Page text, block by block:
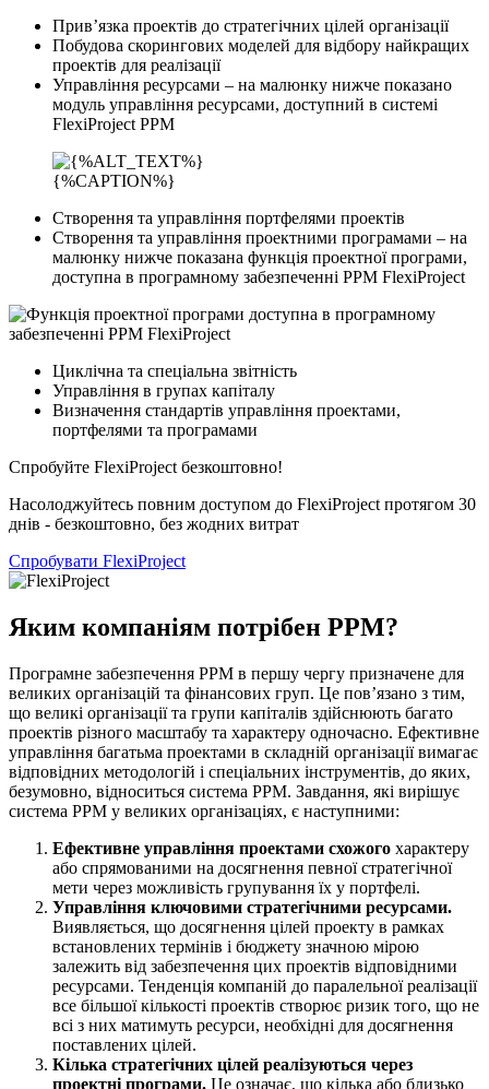
Прив’язка проектів до стратегічних цілей організації
Побудова скорингових моделей для відбору найкращих
проектів для реалізації
Управління ресурсами – на малюнку нижче показано
модуль управління ресурсами, доступний в системі
FlexiProject PPM
{%CAPTION%}
Створення та управління портфелями проектів
Створення та управління проектними програмами – на
малюнку нижче показана функція проектної програми,
доступна в програмному забезпеченні PPM FlexiProject
Циклічна та спеціальна звітність
Управління в групах капіталу
Визначення стандартів управління проектами,
портфелями та програмами
Спробуйте FlexiProject безкоштовно!
Насолоджуйтесь повним доступом до FlexiProject протягом 30
днів - безкоштовно, без жодних витрат
Спробувати FlexiProject
Яким компаніям потрібен PPM?
Програмне забезпечення PPM в першу чергу призначене для
великих організацій та фінансових груп. Це пов’язано з тим,
що великі організації та групи капіталів здійснюють багато
проектів різного масштабу та характеру одночасно. Ефективне
управління багатьма проектами в складній організації вимагає
відповідних методологій і спеціальних інструментів, до яких,
безумовно, відноситься система PPM. Завдання, які вирішує
система PPM у великих організаціях, є наступними:
Ефективне управління проектами схожого характеру
або спрямованими на досягнення певної стратегічної
мети через можливість групування їх у портфелі.
Управління ключовими стратегічними ресурсами.
Виявляється, що досягнення цілей проекту в рамках
встановлених термінів і бюджету значною мірою
залежить від забезпечення цих проектів відповідними
ресурсами. Тенденція компаній до паралельної реалізації
все більшої кількості проектів створює ризик того, що не
всі з них матимуть ресурси, необхідні для досягнення
поставлених цілей.
Кілька стратегічних цілей реалізуються через
проектні програми. Це означає, що кілька або близько